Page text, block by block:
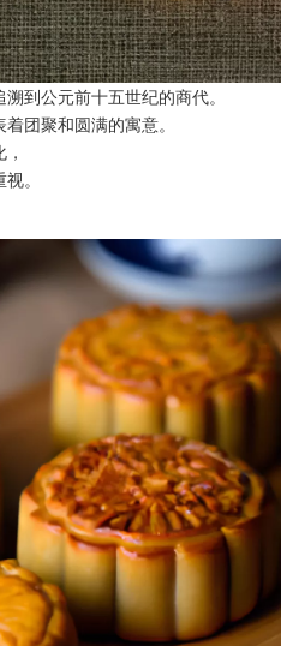
到公元前十五世纪的商代。
团聚和圆满的寓意。
。